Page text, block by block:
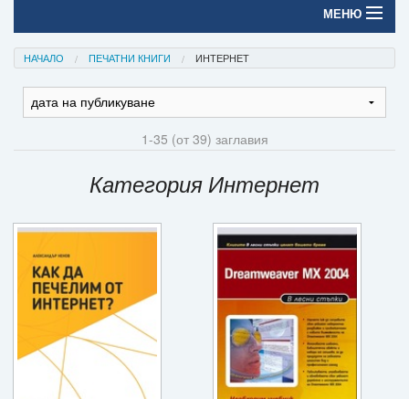
МЕНЮ
Начало
Печатни книги
Подаръци
Ваучери
Промоции
Контакти
НАЧАЛО ПЕЧАТНИ КНИГИ ИНТЕРНЕТ
1-35 (от 39) заглавия
Категория Интернет